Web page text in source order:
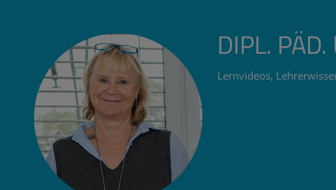
DIPL.
Lernvideos,